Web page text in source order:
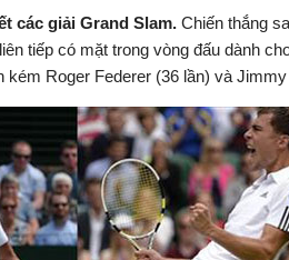
các giải Grand Slam. Chiến thắng
tiếp có mặt trong vòng đấu dành
Roger Federer (36 lần) và